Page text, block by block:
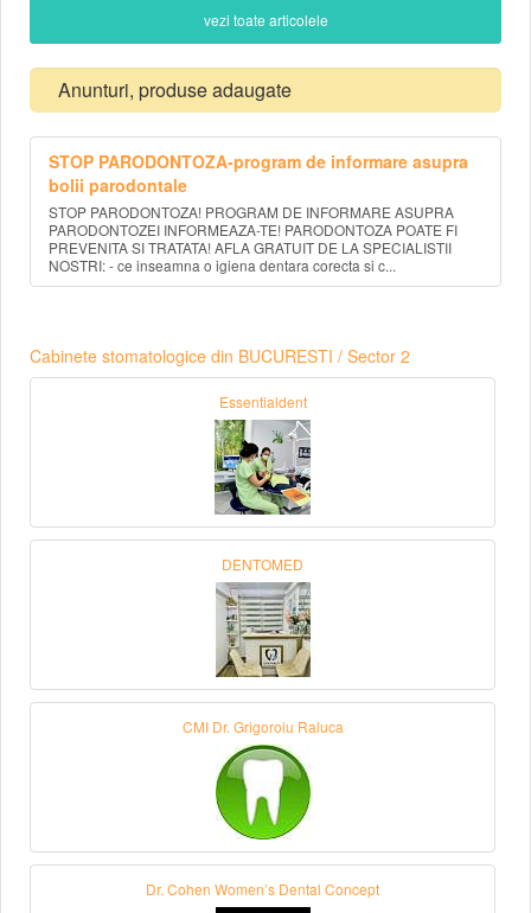
vezi toate articolele
Anunturi, produse adaugate
STOP PARODONTOZA-program de informare asupra
bolii parodontale
STOP PARODONTOZA! PROGRAM DE INFORMARE ASUPRA
PARODONTOZEI INFORMEAZA-TE! PARODONTOZA POATE FI
PREVENITA SI TRATATA! AFLA GRATUIT DE LA SPECIALISTII
NOSTRI: - ce inseamna o igiena dentara corecta si c...
Cabinete stomatologice din BUCURESTI / Sector 2
Essentialdent
DENTOMED
CMI Dr. Grigoroiu Raluca
Dr. Cohen Women’s Dental Concept